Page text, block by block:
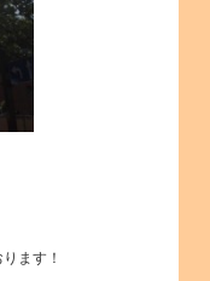
ます！